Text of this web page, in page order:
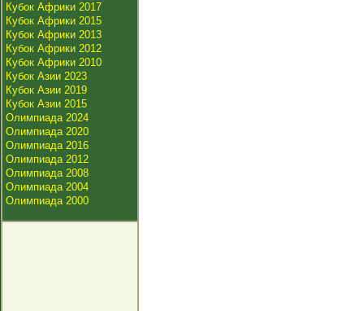
Кубок Африки 2017
Кубок Африки 2015
Кубок Африки 2013
Кубок Африки 2012
Кубок Африки 2010
Кубок Азии 2023
Кубок Азии 2019
Кубок Азии 2015
Олимпиада 2024
Олимпиада 2020
Олимпиада 2016
Олимпиада 2012
Олимпиада 2008
Олимпиада 2004
Олимпиада 2000